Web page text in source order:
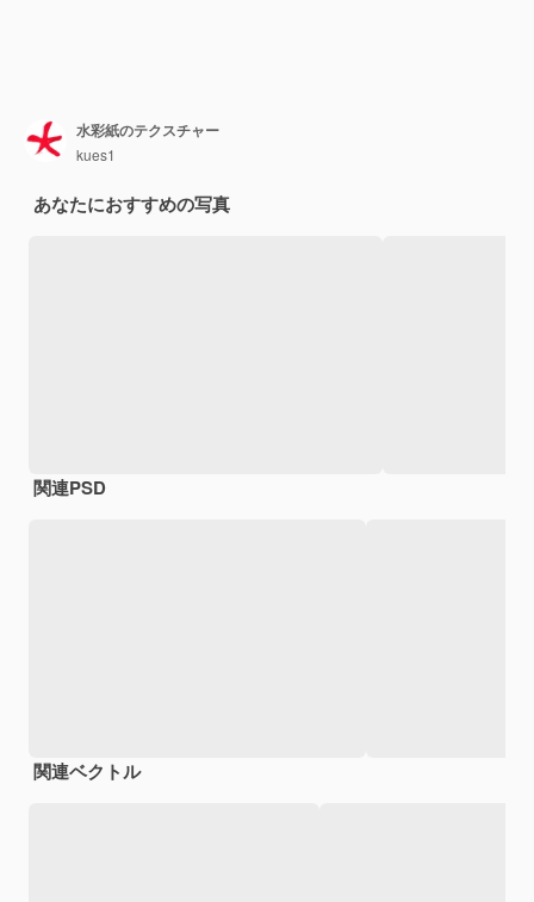
水彩紙のテクスチャー
kues1
あなたにおすすめの写真
関連PSD
関連ベクトル